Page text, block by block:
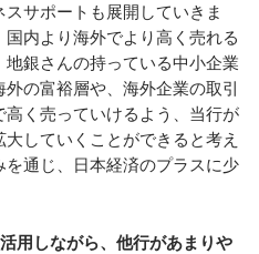
サポートも展開していきま
内より海外でより高く売れる
銀さんの持っている中小企業
の富裕層や、海外企業の取引
く売っていけるよう、当行が
していくことができると考え
通じ、日本経済のプラスに少
用しながら、他行があまりや